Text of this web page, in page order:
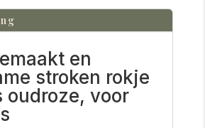
en
stroken rokje
oudroze, voor